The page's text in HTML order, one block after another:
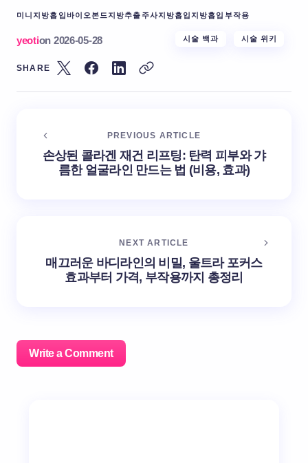
미니지방흡입 바이오본드지방추출주사지방흡입지방흡입부작용
yeotion 2026-05-28 시술 백과 시술 위키
SHARE
PREVIOUS ARTICLE
손상된 콜라겐 재건 리프팅: 탄력 피부와 갸
름한 얼굴라인 만드는 법 (비용, 효과)
NEXT ARTICLE
매끄러운 바디라인의 비밀, 울트라 포커스
효과부터 가격, 부작용까지 총정리
Write a Comment